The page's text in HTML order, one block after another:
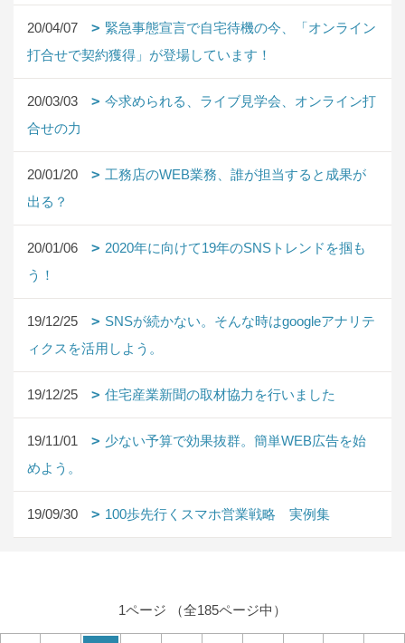
20/04/07
緊急事態宣言で自宅待機の今、「オンライン
打合せで契約獲得」が登場しています！
20/03/03
今求められる、ライブ見学会、オンライン打
合せの力
20/01/20
工務店のWEB業務、誰が担当すると成果が
出る？
20/01/06
2020年に向けて19年のSNSトレンドを掴も
う！
19/12/25
SNSが続かない。そんな時はgoogleアナリテ
ィクスを活用しよう。
19/12/25 住宅産業新聞の取材協力を行いました
19/11/01
少ない予算で効果抜群。簡単WEB広告を始
めよう。
19/09/30 100歩先行くスマホ営業戦略 実例集
1ページ （全185ページ中）